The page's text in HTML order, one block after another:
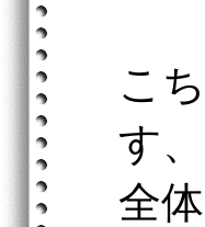
こ
す
全